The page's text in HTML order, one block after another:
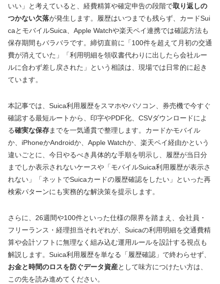
いい」と考えていると、経費精算や確定申告の段階で取り返しの
つかない欠落が発生します。履歴はいつまでも残らず、カードSui
caとモバイルSuica、Apple Watchや楽天ペイ連携では確認方法も
保存期間もバラバラです。締切直前に「100件を超えて月初の交通
費が消えていた」「利用明細を領収書代わりに出したら会社ルー
ルに合わず差し戻された」という相談は、現場では日常的に起き
ています。
本記事では、Suica利用履歴をスマホやパソコン、券売機で今すぐ
確認する最短ルートから、印字やPDF化、CSVダウンロードによ
る確実な保存までを一気通貫で整理します。カードかモバイル
か、iPhoneかAndroidか、Apple Watchか、楽天ペイ経由かという
違いごとに、今日やるべき具体的な手順を明示し、履歴が当日分
までしか表示されないケースや「モバイルSuica利用履歴が表示さ
れない」「ネットでSuicaカードの履歴確認をしたい」といった再
検索パターンにも実務的な解決策を提示します。
さらに、26週間や100件といった仕様の限界を踏まえ、会社員・
フリーランス・経理担当それぞれが、Suicaの利用明細を交通費精
算や会計ソフトに無理なく組み込む運用ルールを設計する視点も
解説します。Suica利用履歴を単なる「履歴確認」で終わらせず、
お金と時間のロスを防ぐデータ資産として味方につけたい方は、
この先を読み進めてください。